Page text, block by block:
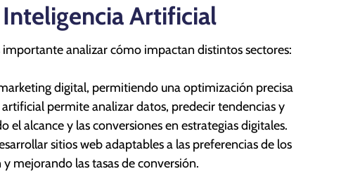
Artificial
analizar cómo impactan distintos sectores:
digital, permitiendo una optimización precisa
permite analizar datos, predecir tendencias y
alcance y las conversiones en estrategias digitales.
sitios web adaptables a las preferencias de los
mejorando las tasas de conversión.